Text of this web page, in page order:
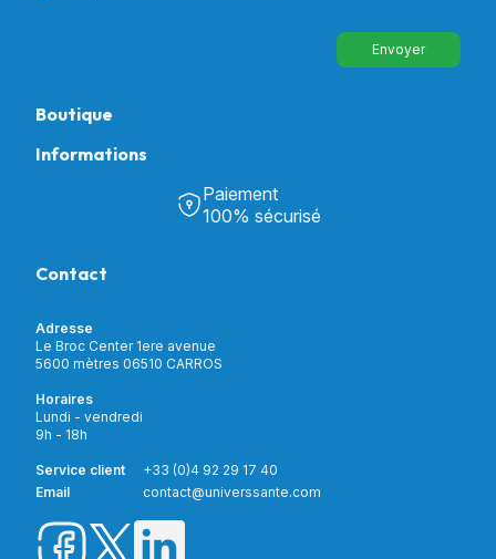
Envoyer
Boutique
Puériculture
Incontinence
Soins & Diagnostic
Aide à la mobilité
Matériel de location
Nouveautés
Promotions
Prix barrés
Informations
Découvrir Univers Santé
Notre catalogue
Mon compte
Livraison et paiement
Paiement
100% sécurisé
Contact
Adresse
Le Broc Center 1ere avenue
5600 mètres 06510 CARROS
Horaires
Lundi - vendredi
9h - 18h
Service client
+33 (0)4 92 29 17 40
Email
contact@universsante.com